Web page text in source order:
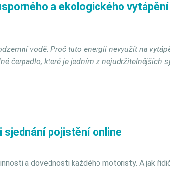
a ekologického vytápění
vodě. Proč tuto energii nevyužít na
čerpadlo, které je jedním z nejudržitelnějších
sjednání pojistění online
a dovednosti každého motoristy. A jak